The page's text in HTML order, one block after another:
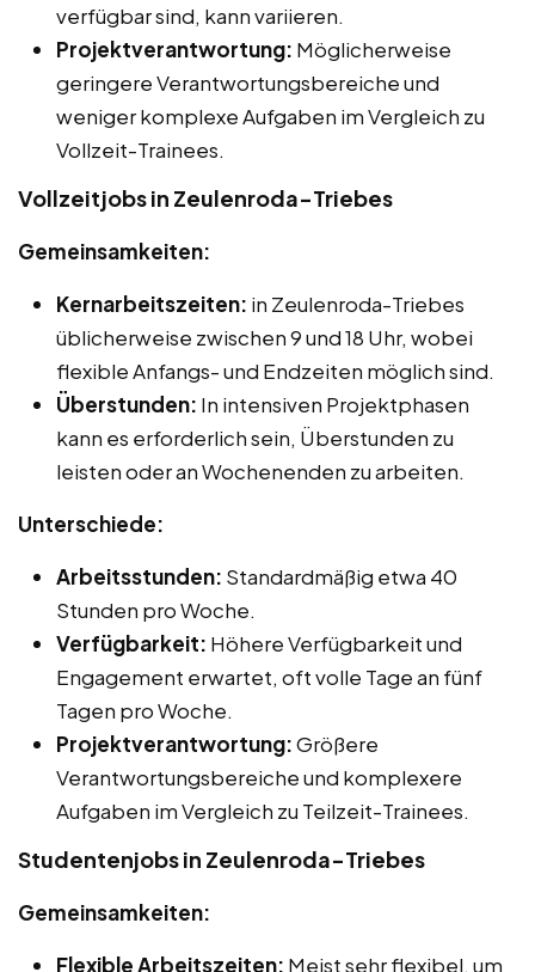
verfügbar sind, kann variieren.
Projektverantwortung: Möglicherweise
geringere Verantwortungsbereiche und
weniger komplexe Aufgaben im Vergleich zu
Vollzeit-Trainees.
Vollzeitjobs in Zeulenroda-Triebes
Gemeinsamkeiten:
Kernarbeitszeiten: in Zeulenroda-Triebes
üblicherweise zwischen 9 und 18 Uhr, wobei
flexible Anfangs- und Endzeiten möglich sind.
Überstunden: In intensiven Projektphasen
kann es erforderlich sein, Überstunden zu
leisten oder an Wochenenden zu arbeiten.
Unterschiede:
Arbeitsstunden: Standardmäßig etwa 40
Stunden pro Woche.
Verfügbarkeit: Höhere Verfügbarkeit und
Engagement erwartet, oft volle Tage an fünf
Tagen pro Woche.
Projektverantwortung:Größere
Verantwortungsbereiche und komplexere
Aufgaben im Vergleich zu Teilzeit-Trainees.
Studentenjobs in Zeulenroda-Triebes
Gemeinsamkeiten:
Flexible Arbeitszeiten: Meist sehr flexibel, um